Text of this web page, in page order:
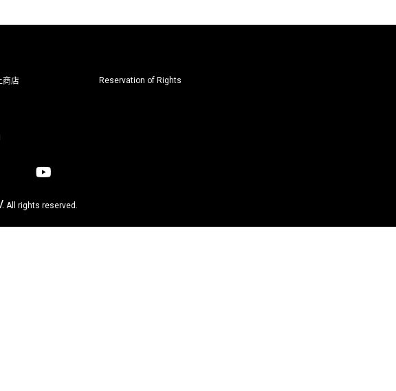
商店 Reservation of Rights
All rights reserved.